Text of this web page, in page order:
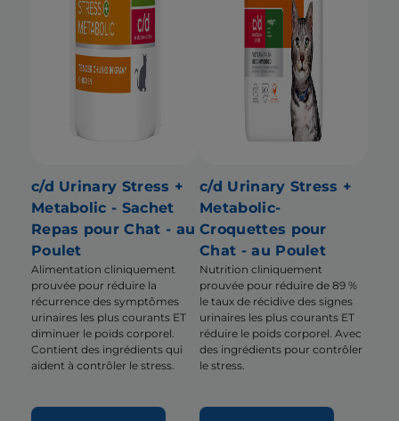
c/d Urinary Stress +
Metabolic - Sachet
Repas pour Chat - au
Poulet
Alimentation cliniquement
prouvée pour réduire la
récurrence des symptômes
urinaires les plus courants ET
diminuer le poids corporel.
Contient des ingrédients qui
aident à contrôler le stress.
c/d Urinary Stress +
Metabolic-
Croquettes pour
Chat - au Poulet
Nutrition cliniquement
prouvée pour réduire de 89 %
le taux de récidive des signes
urinaires les plus courants ET
réduire le poids corporel. Avec
des ingrédients pour contrôler
le stress.